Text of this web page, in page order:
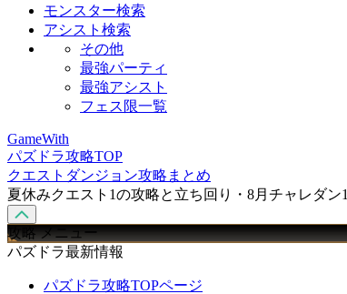
モンスター検索
アシスト検索
その他
最強パーティ
最強アシスト
フェス限一覧
GameWith
パズドラ攻略TOP
クエストダンジョン攻略まとめ
夏休みクエスト1の攻略と立ち回り・8月チャレダン1
攻略 メニュー
パズドラ最新情報
パズドラ攻略TOPページ